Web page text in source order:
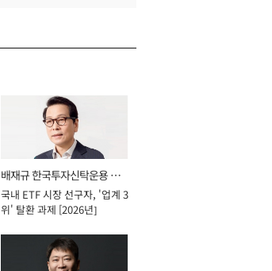
배재규 한국투자신탁운용 대
표이사 사장
국내 ETF 시장 선구자, '업계 3
위' 탈환 과제 [2026년]